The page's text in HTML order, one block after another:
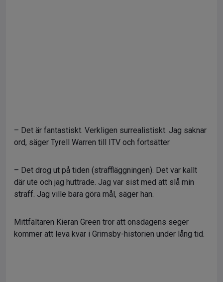
– Det är fantastiskt. Verkligen surrealistiskt. Jag saknar
ord, säger Tyrell Warren till ITV och fortsätter
– Det drog ut på tiden (straffläggningen). Det var kallt
där ute och jag huttrade. Jag var sist med att slå min
straff. Jag ville bara göra mål, säger han.
Mittfältaren Kieran Green tror att onsdagens seger
kommer att leva kvar i Grimsby-historien under lång tid.